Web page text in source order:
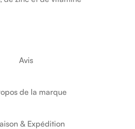
Avis
de la marque
& Expédition